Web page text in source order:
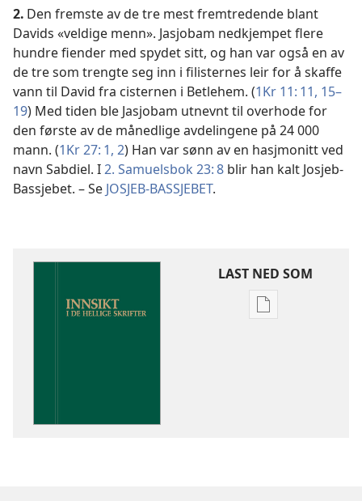
2. Den fremste av de tre mest fremtredende blant
Davids «veldige menn». Jasjobam nedkjempet flere
hundre fiender med spydet sitt, og han var også en av
de tre som trengte seg inn i filisternes leir for å skaffe
vann til David fra cisternen i Betlehem. (1Kr 11: 11, 15–
19) Med tiden ble Jasjobam utnevnt til overhode for
den første av de månedlige avdelingene på 24 000
mann. (1Kr 27: 1, 2) Han var sønn av en hasjmonitt ved
navn Sabdiel. I2. Samuelsbok 23: 8 blir han kalt Josjeb-
Bassjebet. – Se JOSJEB-BASSJEBET.
LAST NED SOM